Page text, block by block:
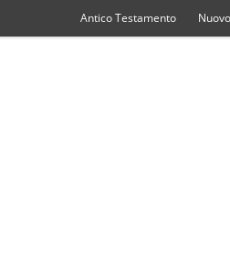
Antico Testamento